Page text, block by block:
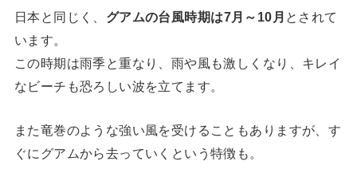
日本と同じく、 グアムの台風時期は7月～10月 とされて
います。
この時期は雨季と重なり、雨や風も激しくなり、キレイ
なビーチも恐ろしい波を立てます。
また竜巻のような強い風を受けることもありますが、す
ぐにグアムから去っていくという特徴も。